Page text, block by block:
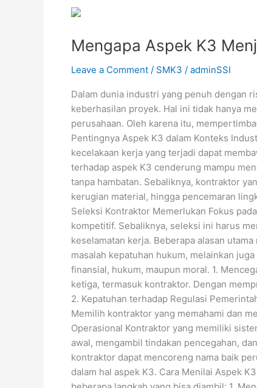
Mengapa Aspek K3
Leave a Comment / SMK3 / adminSSI
Dalam dunia industri yang penuh dengan
keberhasilan proyek. Hal ini tidak hanya
perusahaan. Oleh karena itu,
Pentingnya Aspek K3 dalam Konteks
kecelakaan kerja yang terjadi dapat
terhadap aspek K3 cenderung mampu
tanpa hambatan. Sebaliknya, kontraktor
kerugian material, hingga pencemaran
Seleksi Kontraktor Memerlukan Fokus
kompetitif. Sebaliknya, seleksi ini harus
keselamatan kerja. Beberapa alasan
masalah kepatuhan hukum, melainkan
finansial, hukum, maupun moral. 1.
ketiga, termasuk kontraktor. Dengan
2. Kepatuhan terhadap Regulasi
Memilih kontraktor yang memahami dan
Operasional Kontraktor yang memiliki
awal, mengambil tindakan pencegahan,
kontraktor dapat mencoreng nama baik
dalam hal aspek K3. Cara Menilai Aspek
Mengapa
K3
Prioritas
Seleksi
Kontraktor?